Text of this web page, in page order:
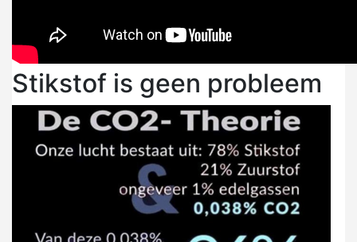
Stikstof is geen probleem